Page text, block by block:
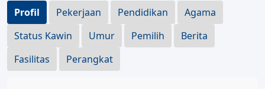
Profil Pekerjaan Pendidikan
Agama
Status Kawin
Umur Pemilih
Berita
Fasilitas
Perangkat